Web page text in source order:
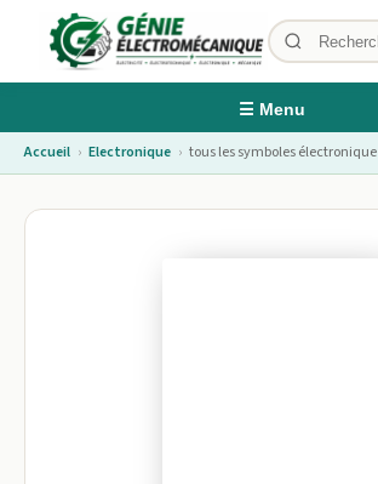
☰ Menu
Accueil › Electronique › tous les symboles électronique